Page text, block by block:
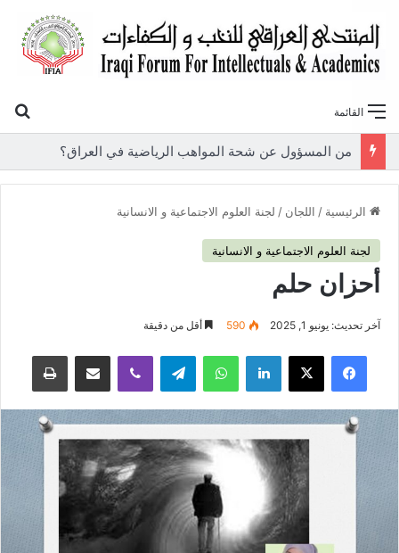
القائمة
الرئيسية / اللجان / لجنة العلوم الاجتماعية و الانسانية
لجنة العلوم الاجتماعية و الانسانية
أحزان حلم
آخر تحديث: يونيو 1, 2025 590 أقل من دقيقة
فيسبوك لينكدإن واتساب